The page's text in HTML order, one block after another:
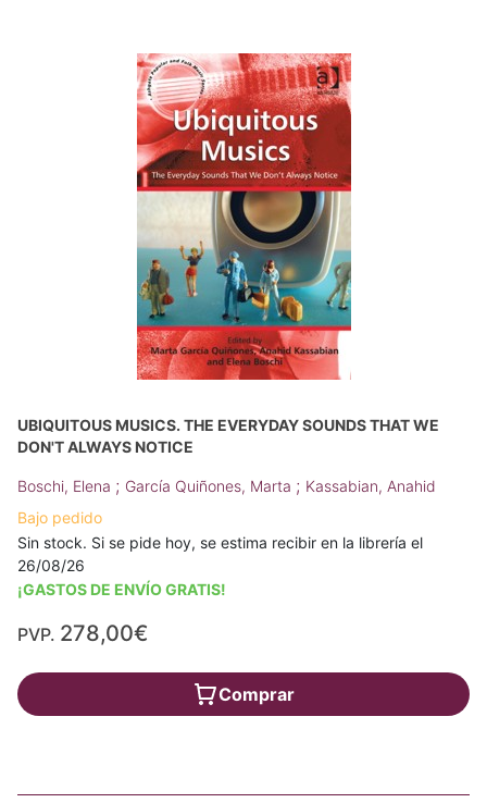
UBIQUITOUS MUSICS. THE EVERYDAY SOUNDS THAT WE
DON'T ALWAYS NOTICE
Boschi, Elena ; García Quiñones, Marta ; Kassabian, Anahid
Bajo pedido
Sin stock. Si se pide hoy, se estima recibir en la librería el
26/08/26
¡GASTOS DE ENVÍO GRATIS!
PVP. 278,00€
Comprar